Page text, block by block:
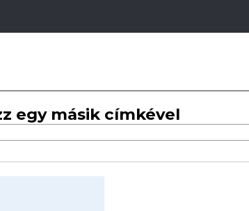
egy másik címkével